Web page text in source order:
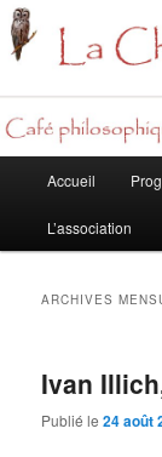
principal
Aller
au
Aller
au
Accueil
L’association
ARCHIVES
Ivan
Publié le24 août